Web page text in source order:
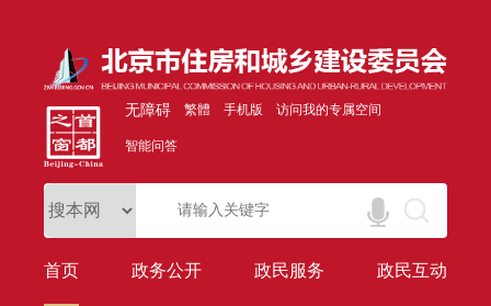
无障碍 繁體 手机版 访问我的专属空间
智能问答
首页 政务公开 政民服务 政民互动